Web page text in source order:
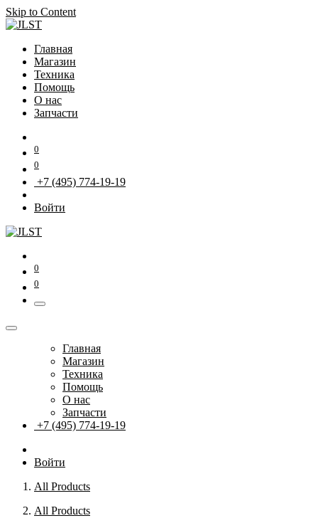
Skip to Content
Главная
Магазин
Техника
Помощь
О нас
Запчасти
0
0
+7 (495) 774-19-19
Войти
0
0
Главная
Магазин
Техника
Помощь
О нас
Запчасти
+7 (495) 774-19-19
Войти
All Products
All Products